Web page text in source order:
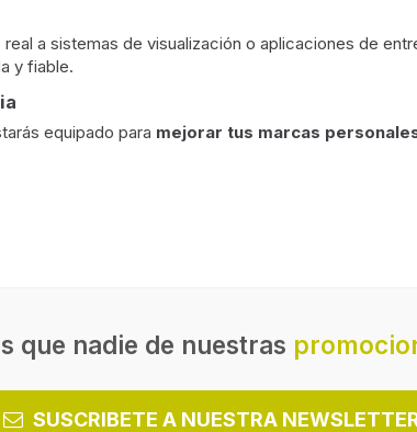
a sistemas de visualización o aplicaciones de
y fiable.
equipado para mejorar tus marcas
que nadie de nuestras
SUSCRIBETE A NUESTRA